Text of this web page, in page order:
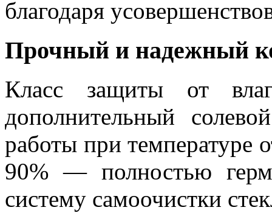
благодаря
Прочный и надежный
Класс защиты от
дополнительный
работы при температуре
90% — полностью
систему самоочистки